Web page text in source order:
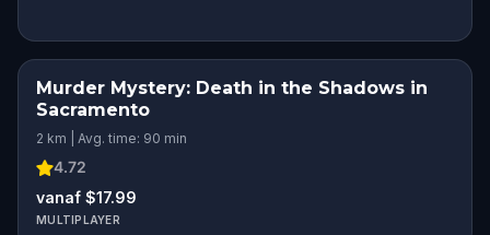
Murder Mystery: Death in the Shadows in
Sacramento
2 km | Avg. time: 90 min
4.72
vanaf $17.99
MULTIPLAYER